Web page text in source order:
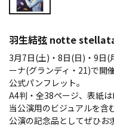
羽生結弦 notte
3月7日(土)・8日(日)・9日(
ーナ(グランディ・21)で開
公式パンフレット。
A4判・全38ページ、表紙は
当公演用のビジュアルを含
公演の記念品としてぜひお